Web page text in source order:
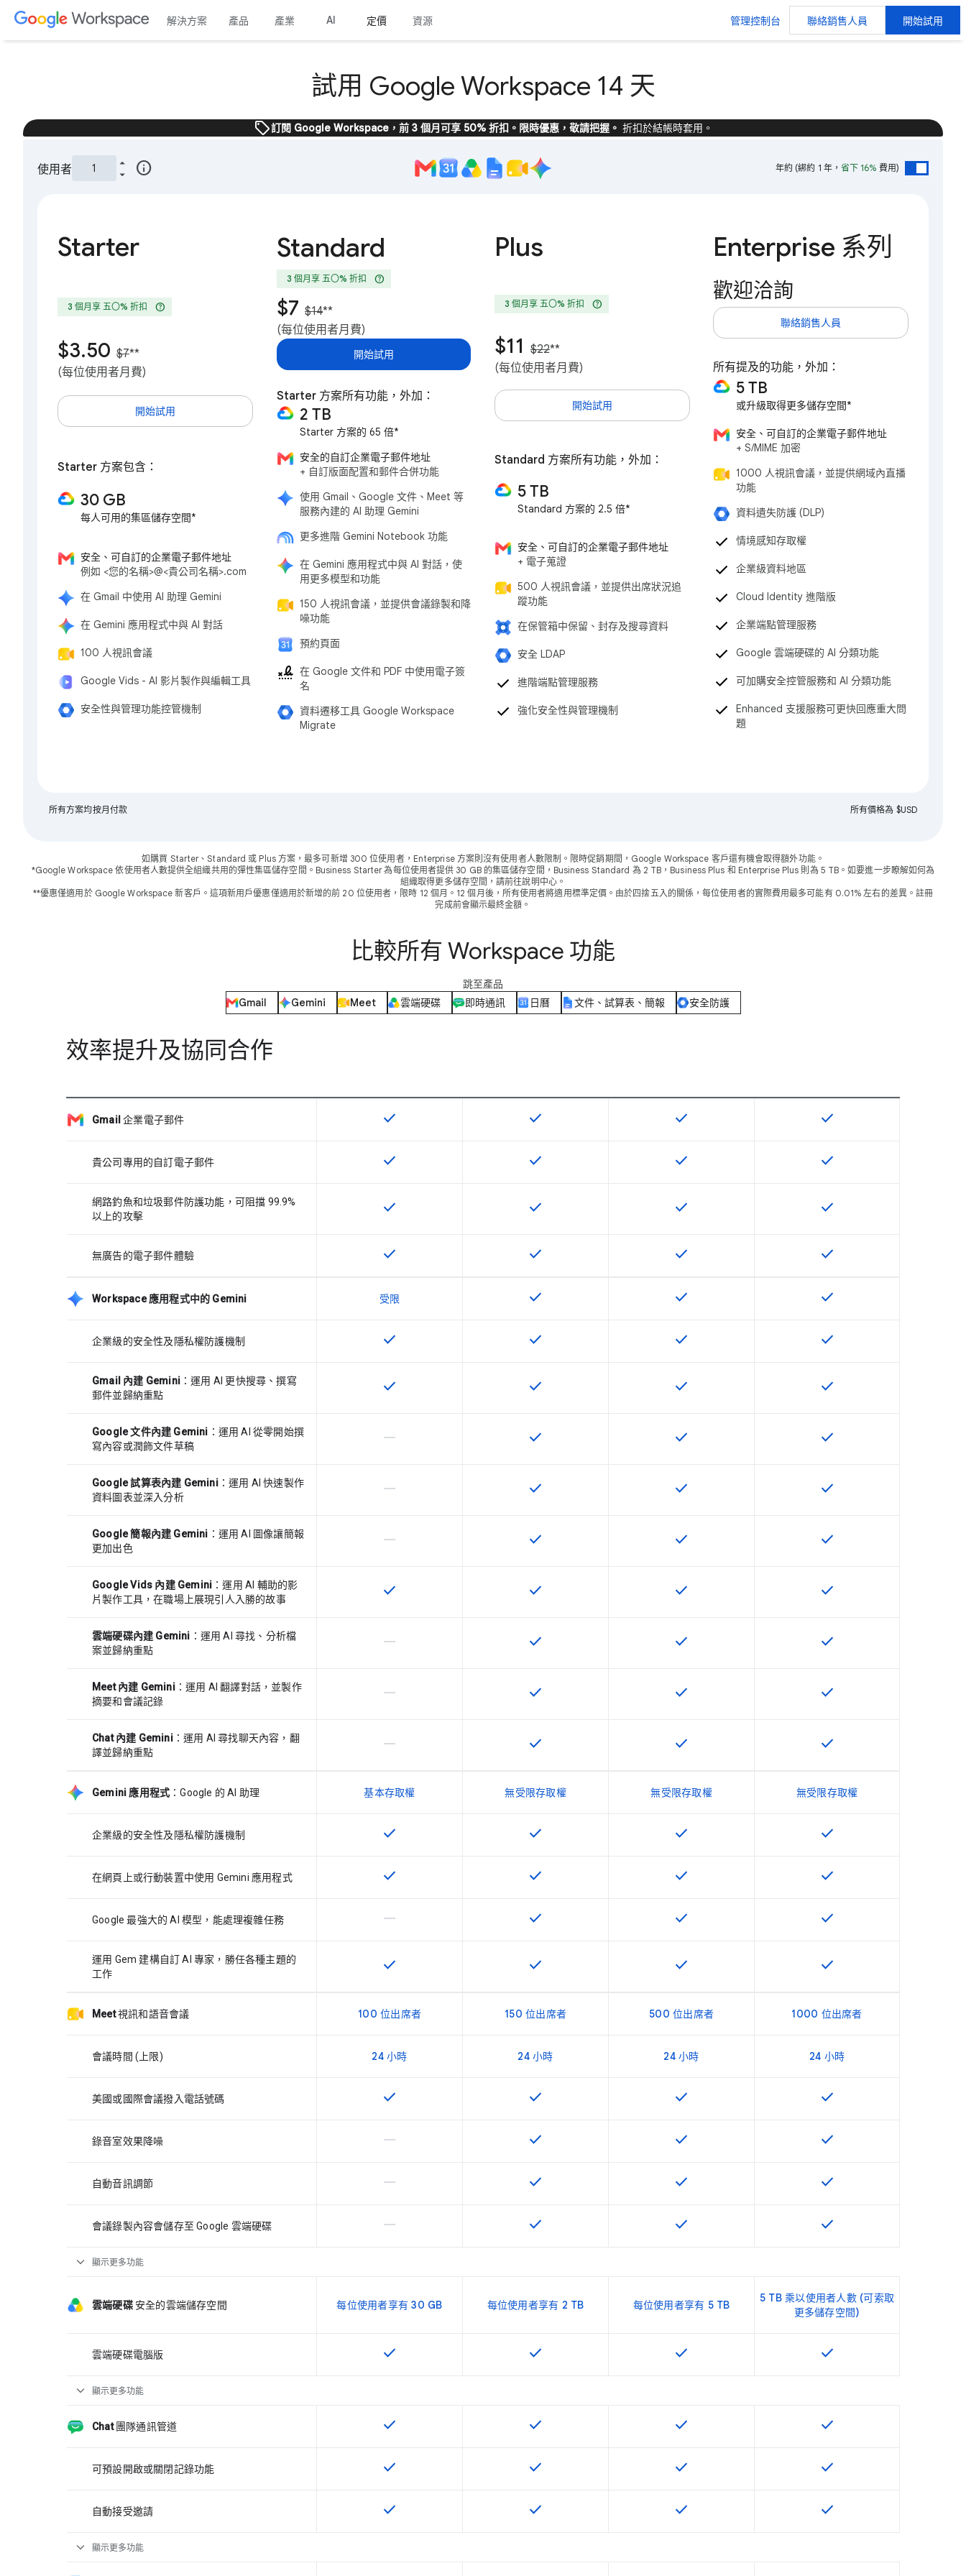
解決方案 產品 產業 AI 定價 資源 管理控制台 聯絡銷售人員 開始試用
試用 Google Workspace 14 天
sell訂閱 Google Workspace，前 3 個月可享 50% 折扣。限時優惠，敬請把握。 折扣於結帳時套用。
使用者 info 年約 (綁約 1 年， 省下 16% 費用)
Starter
3 個月享 五〇% 折扣 help
$3.50 $7**
(每位使用者月費)
開始試用
Starter 方案包含：
30 GB
每人可用的集區儲存空間*
安全、可自訂的企業電子郵件地址
例如 <您的名稱>@<貴公司名稱>.com
在 Gmail 中使用 AI 助理 Gemini
在 Gemini 應用程式中與 AI 對話
100 人視訊會議
Google Vids - AI 影片製作與編輯工具
安全性與管理功能控管機制
Standard
3 個月享 五〇% 折扣 help
$7 $14**
(每位使用者月費)
開始試用
Starter 方案所有功能，外加：
2 TB
Starter 方案的 65 倍*
安全的自訂企業電子郵件地址
+ 自訂版面配置和郵件合併功能
使用 Gmail、Google 文件、Meet 等
服務內建的 AI 助理 Gemini
更多進階 Gemini Notebook 功能
在 Gemini 應用程式中與 AI 對話，使
用更多模型和功能
150 人視訊會議，並提供會議錄製和降
噪功能
預約頁面
在 Google 文件和 PDF 中使用電子簽
名
資料遷移工具 Google Workspace
Migrate
Plus
3 個月享 五〇% 折扣 help
$11 $22**
(每位使用者月費)
開始試用
Standard 方案所有功能，外加：
5 TB
Standard 方案的 2.5 倍*
安全、可自訂的企業電子郵件地址
+ 電子蒐證
500 人視訊會議，並提供出席狀況追
蹤功能
在保管箱中保留、封存及搜尋資料
安全 LDAP
進階端點管理服務
強化安全性與管理機制
Enterprise 系列
歡迎洽詢
聯絡銷售人員
所有提及的功能，外加：
5 TB
或升級取得更多儲存空間*
安全、可自訂的企業電子郵件地址
+ S/MIME 加密
1000 人視訊會議，並提供網域內直播
功能
資料遺失防護 (DLP)
情境感知存取權
企業級資料地區
Cloud Identity 進階版
企業端點管理服務
Google 雲端硬碟的 AI 分類功能
可加購安全控管服務和 AI 分類功能
Enhanced 支援服務可更快回應重大問
題
所有方案均按月付款 所有價格為 $USD
如購買 Starter、Standard 或 Plus 方案，最多可新增 300 位使用者，Enterprise 方案則沒有使用者人數限制。限時促銷期間，Google Workspace 客戶還有機會取得額外功能。
*Google Workspace 依使用者人數提供全組織共用的彈性集區儲存空間。Business Starter 為每位使用者提供 30 GB 的集區儲存空間，Business Standard 為 2 TB，Business Plus 和 Enterprise Plus 則為 5 TB。如要進一步瞭解如何為
組織取得更多儲存空間，請前往說明中心。
**優惠僅適用於 Google Workspace 新客戶。這項新用戶優惠僅適用於新增的前 20 位使用者，限時 12 個月。12 個月後，所有使用者將適用標準定價。由於四捨五入的關係，每位使用者的實際費用最多可能有 0.01% 左右的差異。註冊
完成前會顯示最終金額。
比較所有 Workspace 功能
跳至產品
Gmail
Gemini Meet 雲端硬碟 即時通訊 日曆 文件、試算表、簡報 安全防護
效率提升及協同合作
Gmail 企業電子郵件 這項功能適用於該 SKU
check 這項功能適用於該 SKU
check 這項功能適用於該 SKU
check 這項功能適用於該 SKU
check
貴公司專用的自訂電子郵件 這項功能適用於該 SKU
check 這項功能適用於該 SKU
check 這項功能適用於該 SKU
check 這項功能適用於該 SKU
check
網路釣魚和垃圾郵件防護功能，可阻擋 99.9%
以上的攻擊
這項功能適用於該 SKU
check 這項功能適用於該 SKU
check 這項功能適用於該 SKU
check 這項功能適用於該 SKU
check
無廣告的電子郵件體驗 這項功能適用於該 SKU
check 這項功能適用於該 SKU
check 這項功能適用於該 SKU
check 這項功能適用於該 SKU
check
Workspace 應用程式中的 Gemini 受限 這項功能適用於該 SKU
check 這項功能適用於該 SKU
check 這項功能適用於該 SKU
check
企業級的安全性及隱私權防護機制 這項功能適用於該 SKU
check 這項功能適用於該 SKU
check 這項功能適用於該 SKU
check 這項功能適用於該 SKU
check
Gmail 內建 Gemini ：運用 AI 更快搜尋、撰寫
郵件並歸納重點
這項功能適用於該 SKU
check 這項功能適用於該 SKU
check 這項功能適用於該 SKU
check 這項功能適用於該 SKU
check
Google 文件內建 Gemini ：運用 AI 從零開始撰
寫內容或潤飾文件草稿
這個 SKU 不支援這項功能
horizontal_rule 這項功能適用於該 SKU
check 這項功能適用於該 SKU
check 這項功能適用於該 SKU
check
Google 試算表內建 Gemini：運用 AI 快速製作
資料圖表並深入分析
這個 SKU 不支援這項功能
horizontal_rule 這項功能適用於該 SKU
check 這項功能適用於該 SKU
check 這項功能適用於該 SKU
check
Google 簡報內建 Gemini ：運用 AI 圖像讓簡報
更加出色
這個 SKU 不支援這項功能
horizontal_rule 這項功能適用於該 SKU
check 這項功能適用於該 SKU
check 這項功能適用於該 SKU
check
Google Vids 內建 Gemini ：運用 AI 輔助的影
片製作工具，在職場上展現引人入勝的故事
這項功能適用於該 SKU
check 這項功能適用於該 SKU
check 這項功能適用於該 SKU
check 這項功能適用於該 SKU
check
雲端硬碟內建 Gemini ：運用 AI 尋找、分析檔
案並歸納重點
這個 SKU 不支援這項功能
horizontal_rule 這項功能適用於該 SKU
check 這項功能適用於該 SKU
check 這項功能適用於該 SKU
check
Meet 內建 Gemini：運用 AI 翻譯對話，並製作
摘要和會議記錄
這個 SKU 不支援這項功能
horizontal_rule 這項功能適用於該 SKU
check 這項功能適用於該 SKU
check 這項功能適用於該 SKU
check
Chat 內建 Gemini：運用 AI 尋找聊天內容，翻
譯並歸納重點
這個 SKU 不支援這項功能
horizontal_rule 這項功能適用於該 SKU
check 這項功能適用於該 SKU
check 這項功能適用於該 SKU
check
Gemini 應用程式 ：Google 的 AI 助理 基本存取權 無受限存取權 無受限存取權 無受限存取權
企業級的安全性及隱私權防護機制 這項功能適用於該 SKU
check 這項功能適用於該 SKU
check 這項功能適用於該 SKU
check 這項功能適用於該 SKU
check
在網頁上或行動裝置中使用 Gemini 應用程式 這項功能適用於該 SKU
check 這項功能適用於該 SKU
check 這項功能適用於該 SKU
check 這項功能適用於該 SKU
check
Google 最強大的 AI 模型，能處理複雜任務 這個 SKU 不支援這項功能
horizontal_rule 這項功能適用於該 SKU
check 這項功能適用於該 SKU
check 這項功能適用於該 SKU
check
運用 Gem 建構自訂 AI 專家，勝任各種主題的
工作
這項功能適用於該 SKU
check 這項功能適用於該 SKU
check 這項功能適用於該 SKU
check 這項功能適用於該 SKU
check
Meet 視訊和語音會議 100 位出席者 150 位出席者 500 位出席者 1000 位出席者
會議時間 (上限) 24 小時 24 小時 24 小時 24 小時
美國或國際會議撥入電話號碼 這項功能適用於該 SKU
check 這項功能適用於該 SKU
check 這項功能適用於該 SKU
check 這項功能適用於該 SKU
check
錄音室效果降噪 這個 SKU 不支援這項功能
horizontal_rule 這項功能適用於該 SKU
check 這項功能適用於該 SKU
check 這項功能適用於該 SKU
check
自動音訊調節 這個 SKU 不支援這項功能
horizontal_rule 這項功能適用於該 SKU
check 這項功能適用於該 SKU
check 這項功能適用於該 SKU
check
會議錄製內容會儲存至 Google 雲端硬碟 這個 SKU 不支援這項功能
horizontal_rule 這項功能適用於該 SKU
check 這項功能適用於該 SKU
check 這項功能適用於該 SKU
check
expand_more 顯示更多功能
雲端硬碟 安全的雲端儲存空間 每位使用者享有 30 GB 每位使用者享有 2 TB 每位使用者享有 5 TB
5 TB 乘以使用者人數 (可索取
更多儲存空間)
雲端硬碟電腦版 這項功能適用於該 SKU
check 這項功能適用於該 SKU
check 這項功能適用於該 SKU
check 這項功能適用於該 SKU
check
expand_more 顯示更多功能
Chat 團隊通訊管道 這項功能適用於該 SKU
check 這項功能適用於該 SKU
check 這項功能適用於該 SKU
check 這項功能適用於該 SKU
check
可預設開啟或關閉記錄功能 這項功能適用於該 SKU
check 這項功能適用於該 SKU
check 這項功能適用於該 SKU
check 這項功能適用於該 SKU
check
自動接受邀請 這項功能適用於該 SKU
check 這項功能適用於該 SKU
check 這項功能適用於該 SKU
check 這項功能適用於該 SKU
check
expand_more 顯示更多功能